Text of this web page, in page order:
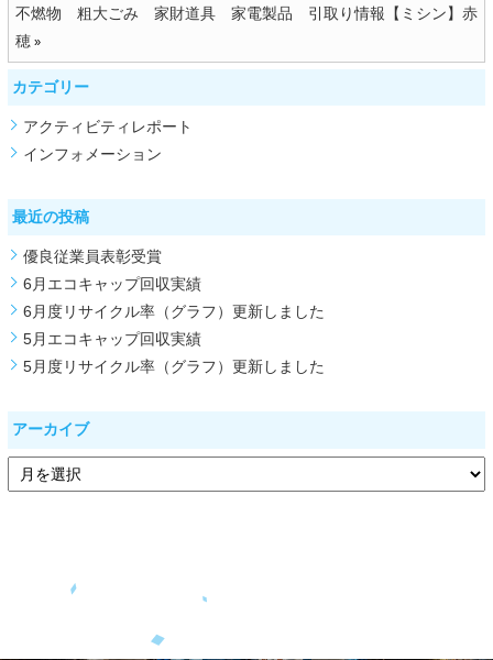
不燃物 粗大ごみ 家財道具 家電製品 引取り情報【ミシン】赤
穂 »
カテゴリー
アクティビティレポート
インフォメーション
最近の投稿
優良従業員表彰受賞
6月エコキャップ回収実績
6月度リサイクル率（グラフ）更新しました
5月エコキャップ回収実績
5月度リサイクル率（グラフ）更新しました
アーカイブ